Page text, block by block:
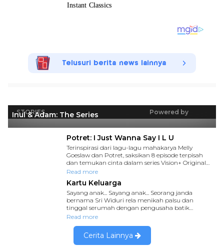
Telusuri berita news lainnya